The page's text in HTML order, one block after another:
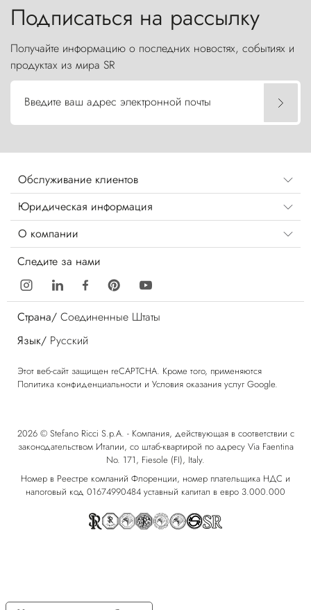
Подписаться на рассылку
Получайте информацию о последних новостях, событиях и
продуктах из мира SR
Введите ваш адрес электронной почты
Обслуживание клиентов
Юридическая информация
О компании
Следите за нами
Страна/ Соединенные Штаты
Язык/ Русский
Этот веб-сайт защищен reCAPTCHA. Кроме того, применяются
Политика конфиденциальности и Условия оказания услуг Google.
2026 © Stefano Ricci S.p.A. - Компания, действующая в соответствии с
законодательством Италии, со штаб-квартирой по адресу Via Faentina
No. 171, Fiesole (FI), Italy.
Номер в Реестре компаний Флоренции, номер плательщика НДС и
налоговый код 01674990484 уставный капитал в евро 3.000.000